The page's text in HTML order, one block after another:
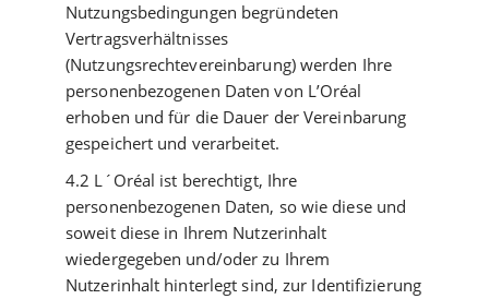
Nutzungsbedingungen begründeten
Vertragsverhältnisses
(Nutzungsrechtevereinbarung) werden Ihre
personenbezogenen Daten von L’Oréal
erhoben und für die Dauer der Vereinbarung
gespeichert und verarbeitet.
4.2 L´Oréal ist berechtigt, Ihre
personenbezogenen Daten, so wie diese und
soweit diese in Ihrem Nutzerinhalt
wiedergegeben und/oder zu Ihrem
Nutzerinhalt hinterlegt sind, zur Identifizierung